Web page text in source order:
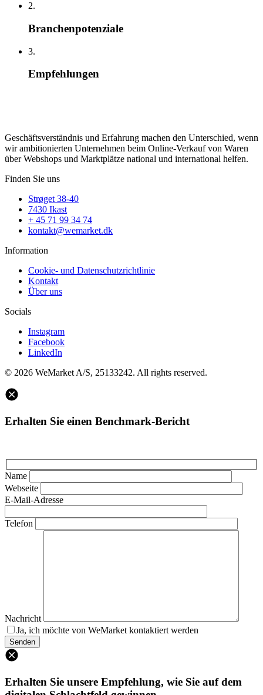
2.
Branchenpotenziale
3.
Empfehlungen
Geschäftsverständnis und Erfahrung machen den Unterschied, wenn
wir ambitionierten Unternehmen beim Online-Verkauf von Waren
über Webshops und Marktplätze national und international helfen.
Finden Sie uns
Strøget 38-40
7430 Ikast
+ 45 71 99 34 74
kontakt@wemarket.dk
Information
Cookie- und Datenschutzrichtlinie
Kontakt
Über uns
Socials
Instagram
Facebook
LinkedIn
© 2026 WeMarket A/S, 25133242. All rights reserved.
Erhalten Sie einen Benchmark-Bericht
Name
Webseite
E-Mail-Adresse
Telefon
Nachricht
Ja, ich möchte von WeMarket kontaktiert werden
Erhalten Sie unsere Empfehlung, wie Sie auf dem